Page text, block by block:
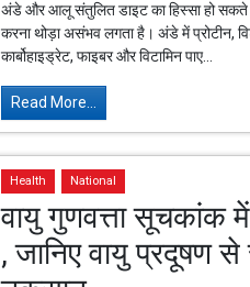
अंडे और आलू संतुलित डाइट का हिस्सा हो
करना थोड़ा असंभव लगता है। अंडे में प्रोटीन,
कार्बोहाइड्रेट, फाइबर और विटामिन पाए...
Read More...
Health National
वायु गुणवत्ता सूचकांक
, जानिए वायु प्रदूषण